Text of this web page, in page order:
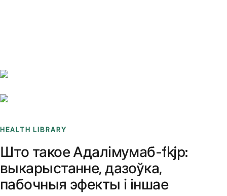
HEALTH LIBRARY
Што такое Адалімумаб-fkjp:
выкарыстанне, дазоўка,
пабочныя эфекты і іншае